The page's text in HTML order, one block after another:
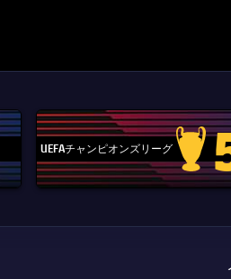
UEFAチャンピオンズリーグ